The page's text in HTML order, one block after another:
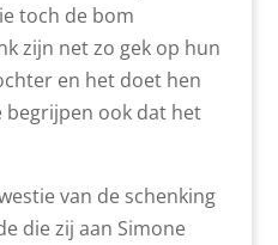
toch de bom
zijn net zo gek op hun
en het doet hen
ook dat het
van de schenking
die zij aan Simone